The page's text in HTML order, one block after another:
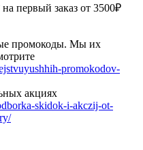
первый заказ от 3500₽
промокоды. Мы их
promokodov-
акциях
skidok-i-akczij-ot-